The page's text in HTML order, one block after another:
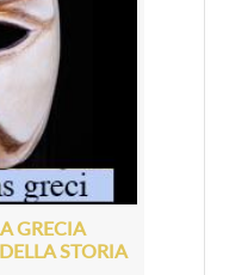
GRECIA
STORIA